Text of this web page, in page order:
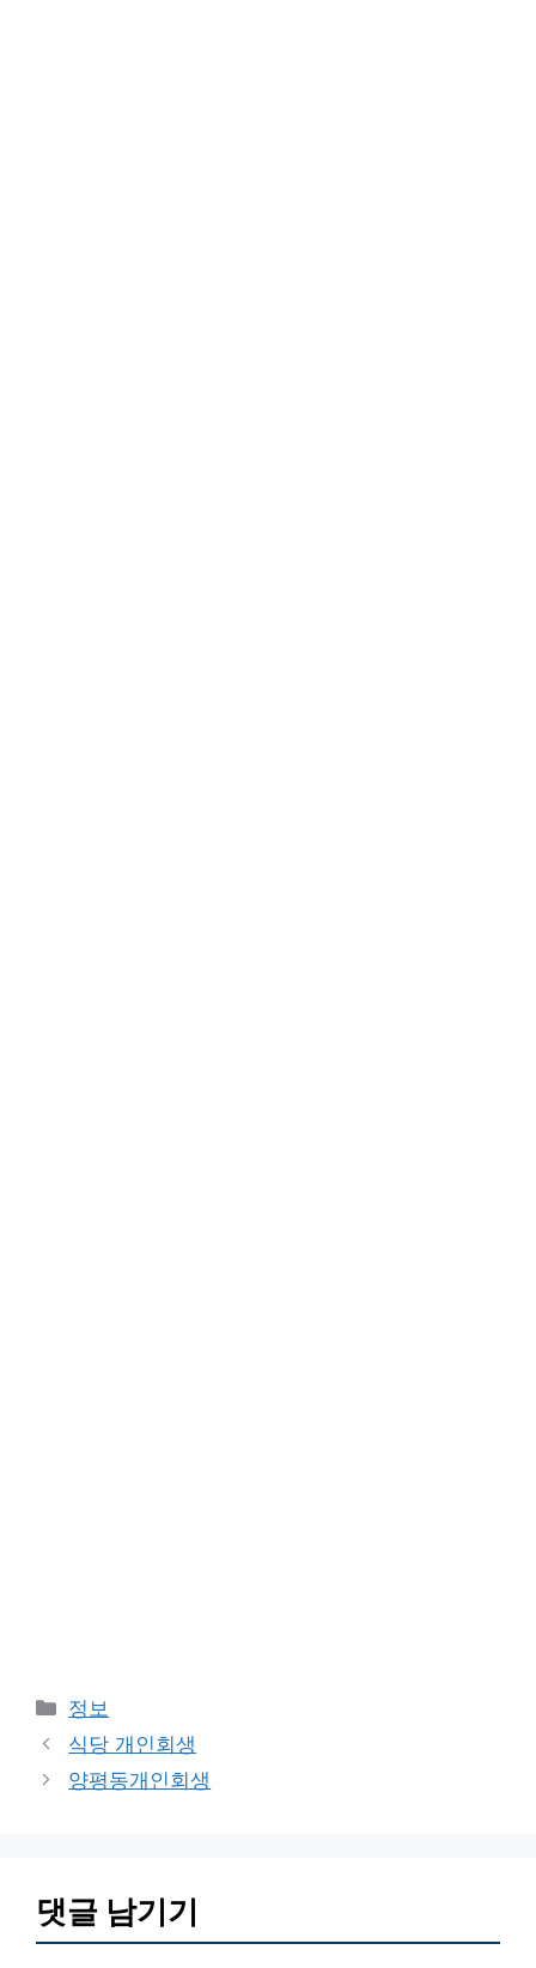
카
테
고
리
정보
식당 개인회생
양평동개인회생
댓글 남기기